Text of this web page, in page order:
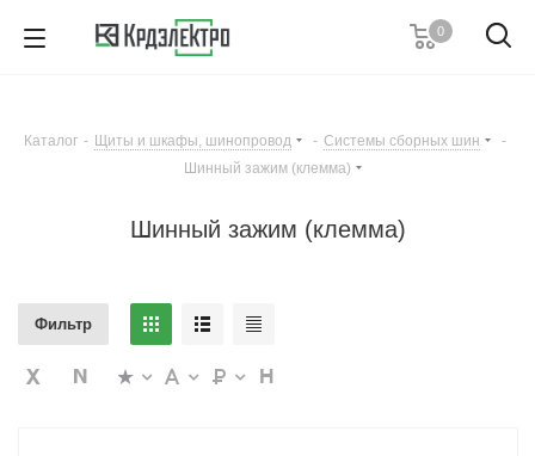
0
Заказать звонок
Каталог - Щиты и шкафы, шинопровод - Системы сборных шин
-
Шинный зажим (клемма)
Шинный зажим (клемма)
Фильтр